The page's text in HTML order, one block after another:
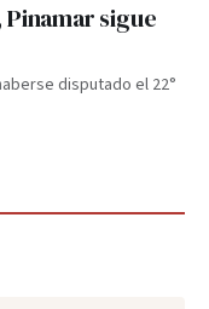
Pinamar sigue
disputado el 22°